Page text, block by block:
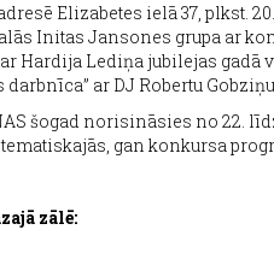
Elizabetes ielā 37, plkst.
Initas Jansones grupa ar
ar Hardija Lediņa jubilejas
ar DJ Robertu
šogad norisināsies no 22.
gan konkursa
zālē: